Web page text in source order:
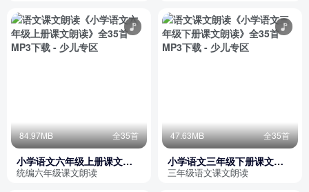
84.97MB 全35首
小学语文六年级上册课文朗
读
统编六年级课文朗读
47.63MB 全35首
小学语文三年级下册课文朗
读
三年级语文课文朗读